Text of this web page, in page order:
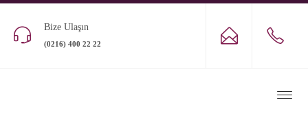
Bize Ulaşın
(0216) 400 22 22